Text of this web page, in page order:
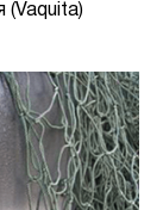
(Vaquita)